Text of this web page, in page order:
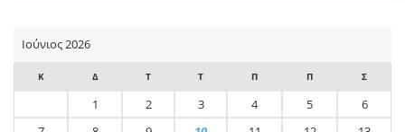
Ιούνιος 2026
Κ Δ Τ Τ Π Π Σ
1 2 3 4 5
6